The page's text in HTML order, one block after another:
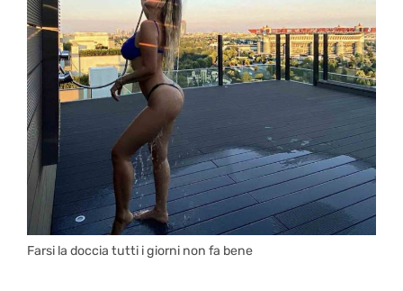
Farsi la doccia tutti i giorni non fa bene